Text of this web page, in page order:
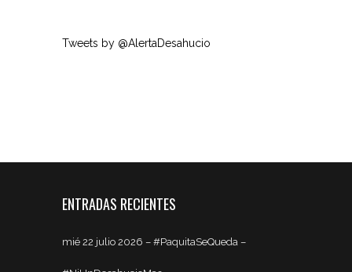
Tweets by @AlertaDesahucio
ENTRADAS RECIENTES
mié 22 julio 2026 – #PaquitaSeQueda –